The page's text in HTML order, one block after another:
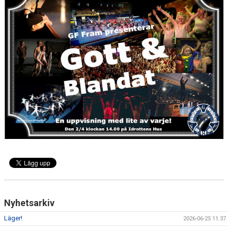
Nyhetsarkiv
Läger! 2026-06-25 11:37